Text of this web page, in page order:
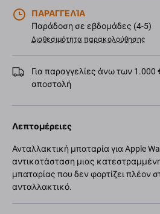
ΠΑΡΑΓΓΕΛΊΑ
Παράδοση σε εβδομάδες (4-5)
Διαθεσιμότητα παρακολούθησης
Για παραγγελίες άνω των
αποστολή
Λεπτομέρειες
Ανταλλακτική μπαταρία για Apple
αντικατάσταση μιας
μπαταρίας που δεν φορτίζει πλέον
ανταλλακτικό.